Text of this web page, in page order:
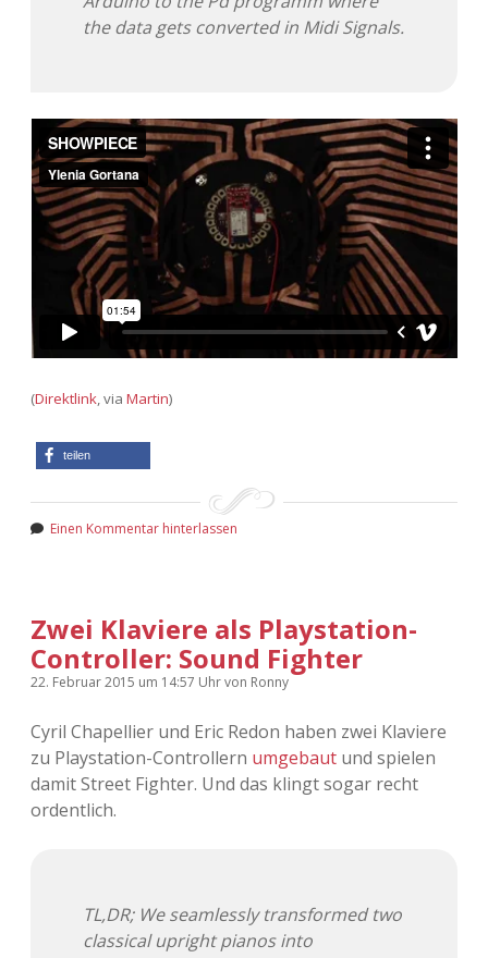
the data gets converted in Midi Signals.
(Direktlink, via Martin)
teilen
Einen Kommentar hinterlassen
Zwei Klaviere als Playstation-
Controller: Sound Fighter
22. Februar 2015 um 14:57 Uhrvon Ronny
Cyril Chapellier und Eric Redon haben zwei Klaviere
zu Playstation-Controllern umgebaut und spielen
damit Street Fighter. Und das klingt sogar recht
ordentlich.
TL,DR; We seamlessly transformed two
classical upright pianos into